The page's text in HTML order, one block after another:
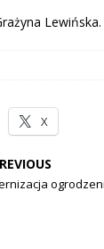
Lewińska.
X